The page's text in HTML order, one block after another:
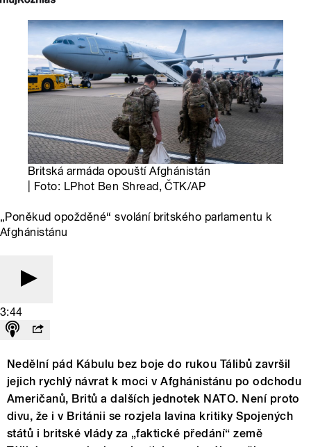
Britská armáda opouští Afghánistán
| Foto: LPhot Ben Shread, ČTK/AP
„Poněkud opožděné“ svolání britského parlamentu k
Afghánistánu
3:44
Nedělní pád Kábulu bez boje do rukou Tálibů završil
jejich rychlý návrat k moci v Afghánistánu po odchodu
Američanů, Britů a dalších jednotek NATO. Není proto
divu, že i v Británii se rozjela lavina kritiky Spojených
států i britské vlády za „faktické předání“ země